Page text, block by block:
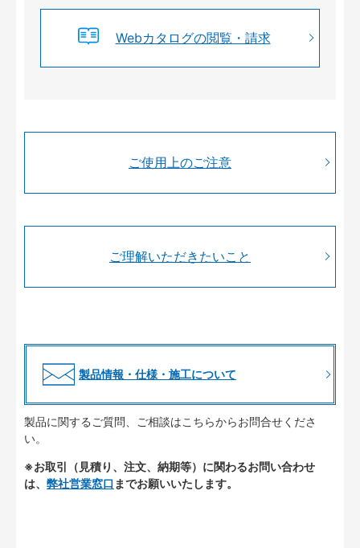
Webカタログの閲覧・請求
ご使用上のご注意
ご理解いただきたいこと
製品情報・仕様・施工について
製品に関するご質問、ご相談はこちらからお問合せくださ
い。
※お取引（見積り、注文、納期等）に関わるお問い合わせ
は、 弊社営業窓口 までお願いいたします。